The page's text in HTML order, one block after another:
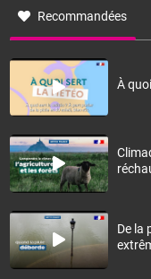
Recommandées
À
De la